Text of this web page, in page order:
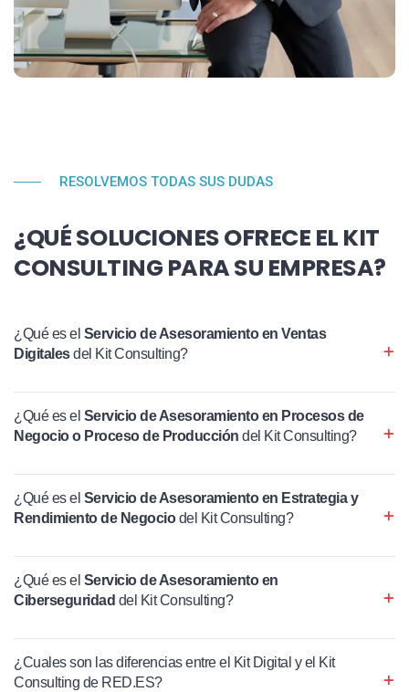
RESOLVEMOS TODAS SUS DUDAS
¿QUÉ SOLUCIONES OFRECE EL KIT
CONSULTING PARA SU EMPRESA?
¿Qué es el Servicio de Asesoramiento en Ventas
Digitalesdel Kit Consulting?
¿Qué es el Servicio de Asesoramiento en Procesos de
Negocio o Proceso de Producción del Kit Consulting?
¿Qué es el Servicio de Asesoramiento en Estrategia y
Rendimiento de Negociodel Kit Consulting?
¿Qué es el Servicio de Asesoramiento en
Ciberseguridad del Kit Consulting?
¿Cuales son las diferencias entre el Kit Digital y el Kit
Consulting de RED.ES?